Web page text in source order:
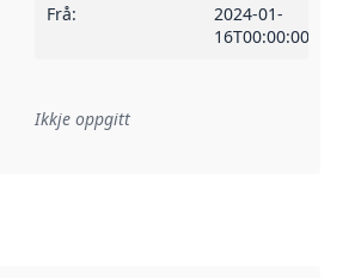
Frå:
2024-01-
16T00:00:00Z
Referanse til ei implementeringsregel eller
Ikkje oppgitt